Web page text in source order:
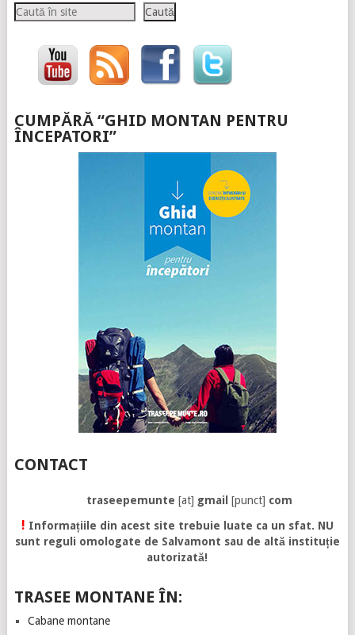
Caută Caută
CUMPĂRĂ “GHID MONTAN PENTRU
ÎNCEPATORI”
CONTACT
traseepemunte [at] gmail [punct] com
! Informațiile din acest site trebuie luate ca un sfat. NU
sunt reguli omologate de Salvamont sau de altă instituție
autorizată!
TRASEE MONTANE ÎN:
Cabane montane